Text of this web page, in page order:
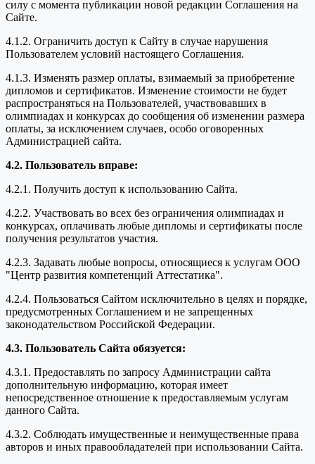
силу с момента публикации новой редакции Соглашения на
Сайте.
4.1.2. Ограничить доступ к Сайту в случае нарушения
Пользователем условий настоящего Соглашения.
4.1.3. Изменять размер оплаты, взимаемый за приобретение
дипломов и сертификатов. Изменение стоимости не будет
распространяться на Пользователей, участвовавших в
олимпиадах и конкурсах до сообщения об изменении размера
оплаты, за исключением случаев, особо оговоренных
Администрацией сайта.
4.2. Пользователь вправе:
4.2.1. Получить доступ к использованию Сайта.
4.2.2. Участвовать во всех без ограничения олимпиадах и
конкурсах, оплачивать любые дипломы и сертификаты после
получения результатов участия.
4.2.3. Задавать любые вопросы, относящиеся к услугам ООО
"Центр развития компетенций Аттестатика".
4.2.4. Пользоваться Сайтом исключительно в целях и порядке,
предусмотренных Соглашением и не запрещенных
законодательством Российской Федерации.
4.3. Пользователь Сайта обязуется:
4.3.1. Предоставлять по запросу Администрации сайта
дополнительную информацию, которая имеет
непосредственное отношение к предоставляемым услугам
данного Сайта.
4.3.2. Соблюдать имущественные и неимущественные права
авторов и иных правообладателей при использовании Сайта.